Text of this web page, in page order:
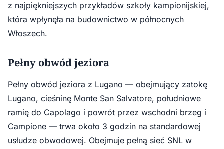
z najpiękniejszych przykładów szkoły kampionijskiej,
która wpłynęła na budownictwo w północnych
Włoszech.
Pełny obwód jeziora
Pełny obwód jeziora z Lugano — obejmujący zatokę
Lugano, cieśninę Monte San Salvatore, południowe
ramię do Capolago i powrót przez wschodni brzeg i
Campione — trwa około 3 godzin na standardowej
usłudze obwodowej. Obejmuje pełną sieć SNL w